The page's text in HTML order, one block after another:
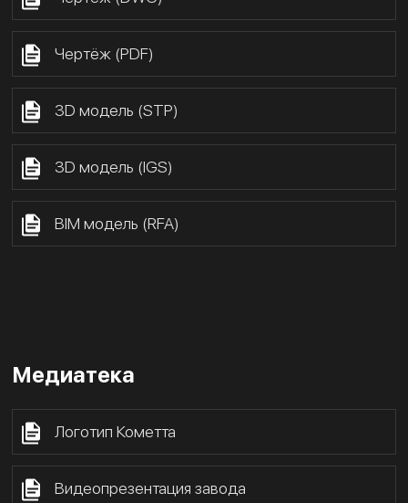
Чертёж (PDF)
3D модель (STP)
3D модель (IGS)
BIM модель (RFA)
Медиатека
Логотип Кометта
Видеопрезентация завода